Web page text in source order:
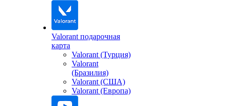
Valorant подарочная
карта
Valorant (Турция)
Valorant
(Бразилия)
Valorant (США)
Valorant (Европа)